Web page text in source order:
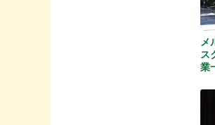
メ
ス
業